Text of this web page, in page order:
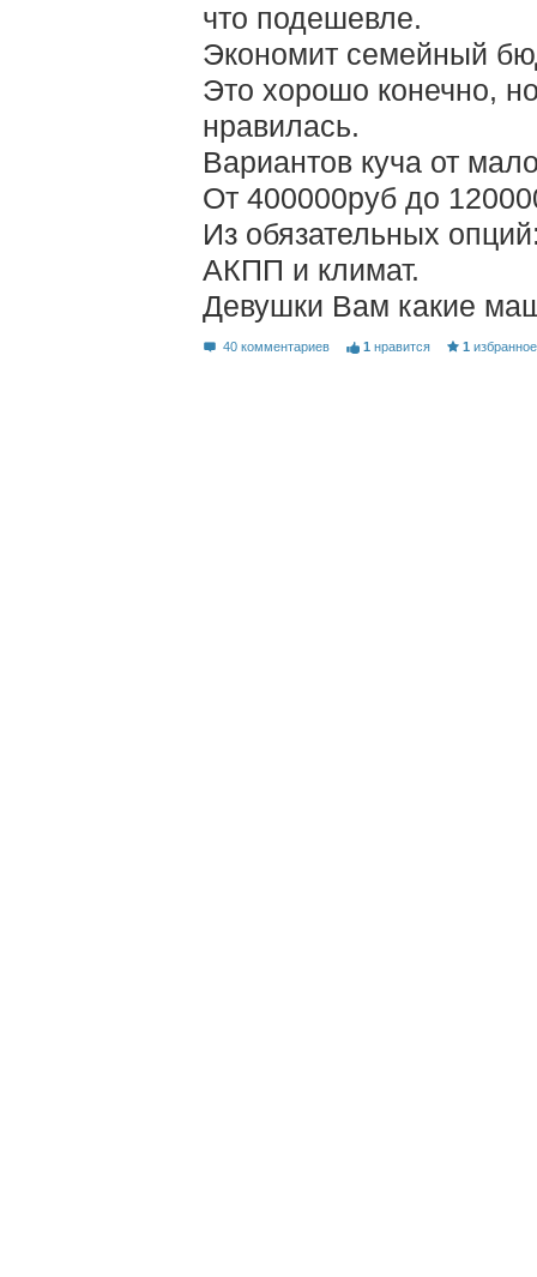
что подешевле.
Экономит семейный
Это хорошо конечно,
нравилась.
Вариантов куча от
От 400000руб до
Из обязательных
АКПП и климат.
Девушки Вам какие
40 комментариев 1 нравится 1 избранное